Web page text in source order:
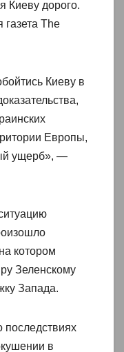
Киеву дорого.
The
Киеву в
Европы,
ущерб», —
котором
Зеленскому
Запада.